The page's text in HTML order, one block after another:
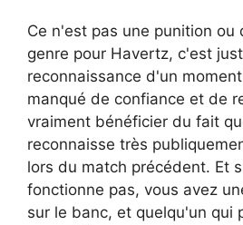
Ce n'est pas une punition ou
genre pour Havertz, c'est
reconnaissance d'un
manqué de confiance et de
vraiment bénéficier du fait
reconnaisse très
lors du match précédent. Et
fonctionne pas, vous avez
sur le banc, et quelqu'un qui